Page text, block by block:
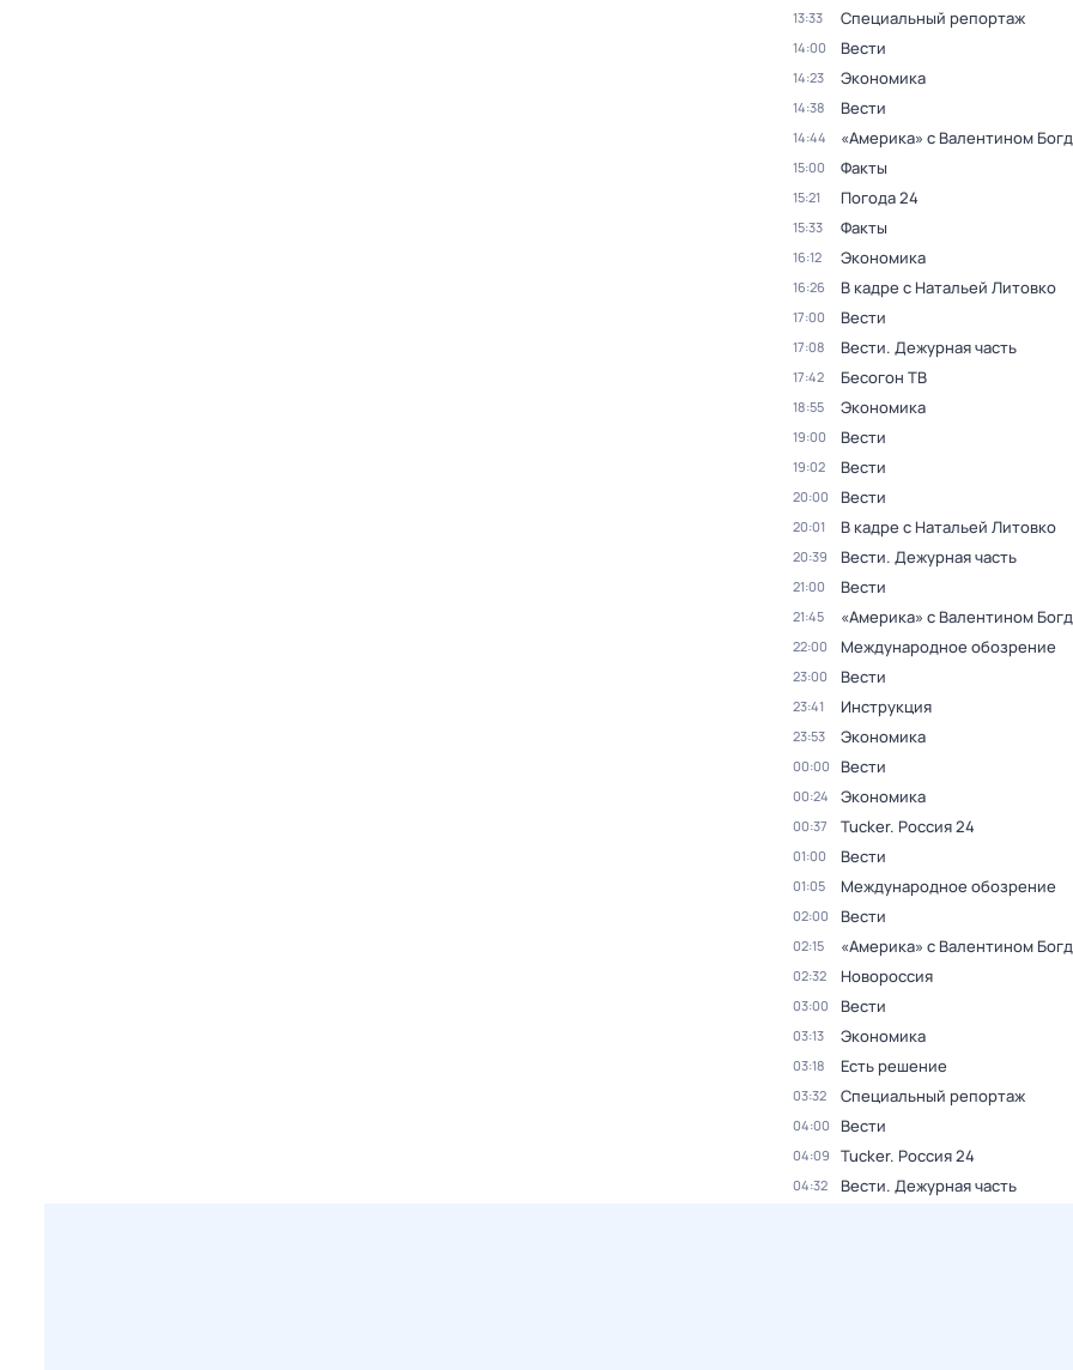
13:33 Специальный репортаж
14:00 Вести
14:23 Экономика
14:38 Вести
14:44 «Америка» с Валентином
15:00 Факты
15:21 Погода 24
15:33 Факты
16:12 Экономика
16:26 В кадре с Натальей Литовко
17:00 Вести
17:08 Вести. Дежурная часть
17:42 Бесогон ТВ
18:55 Экономика
19:00 Вести
19:02 Вести
20:00 Вести
20:01 В кадре с Натальей Литовко
20:39 Вести. Дежурная часть
21:00 Вести
21:45 «Америка» с Валентином
22:00 Международное обозрение
23:00 Вести
23:41 Инструкция
23:53 Экономика
00:00 Вести
00:24 Экономика
00:37 Tucker. Россия 24
01:00 Вести
01:05 Международное обозрение
02:00 Вести
02:15 «Америка» с Валентином
02:32 Новороссия
03:00 Вести
03:13 Экономика
03:18 Есть решение
03:32 Специальный репортаж
04:00 Вести
04:09 Tucker. Россия 24
04:32 Вести. Дежурная часть